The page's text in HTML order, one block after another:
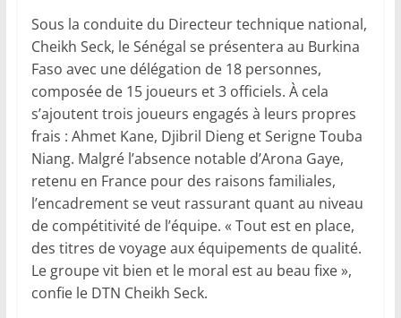
Sous la conduite du Directeur technique national,
Cheikh Seck, le Sénégal se présentera au Burkina
Faso avec une délégation de 18 personnes,
composée de 15 joueurs et 3 officiels. À cela
s’ajoutent trois joueurs engagés à leurs propres
frais : Ahmet Kane, Djibril Dieng et Serigne Touba
Niang. Malgré l’absence notable d’Arona Gaye,
retenu en France pour des raisons familiales,
l’encadrement se veut rassurant quant au niveau
de compétitivité de l’équipe. « Tout est en place,
des titres de voyage aux équipements de qualité.
Le groupe vit bien et le moral est au beau fixe »,
confie le DTN Cheikh Seck.